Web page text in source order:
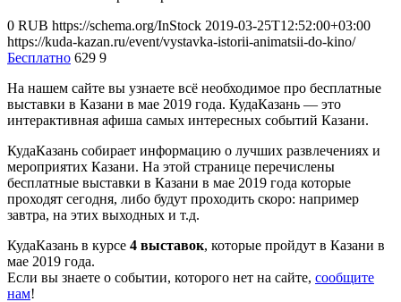
0 RUB https://schema.org/InStock 2019-03-25T12:52:00+03:00
https://kuda-kazan.ru/event/vystavka-istorii-animatsii-do-kino/
Бесплатно 629 9
На нашем сайте вы узнаете всё необходимое про бесплатные
выставки в Казани в мае 2019 года. КудаКазань — это
интерактивная афиша самых интересных событий Казани.
КудаКазань собирает информацию о лучших развлечениях и
мероприятих Казани. На этой странице перечислены
бесплатные выставки в Казани в мае 2019 года которые
проходят сегодня, либо будут проходить скоро: например
завтра, на этих выходных и т.д.
КудаКазань в курсе 4 выставок, которые пройдут в Казани в
мае 2019 года.
Если вы знаете о событии, которого нет на сайте, сообщите
нам!